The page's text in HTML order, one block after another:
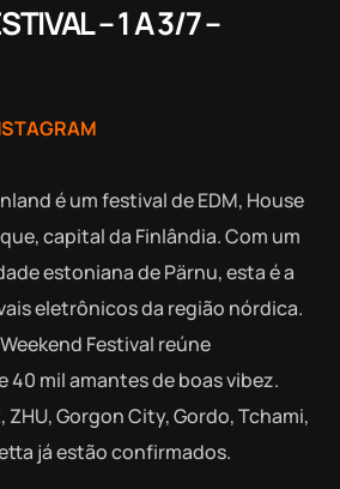
– 1 A 3/7 –
é um festival de EDM, House
capital da Finlândia. Com um
estoniana de Pärnu, esta é a
eletrônicos da região nórdica.
Festival reúne
40 mil amantes de boas vibez.
Gorgon City, Gordo, Tchami,
já estão confirmados.